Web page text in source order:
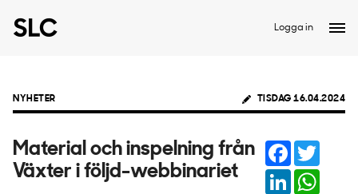
Logga in
NYHETER TISDAG 16.04.2024
Material och inspelning från
Växter i följd-webbinariet
Facebook
LinkedIn